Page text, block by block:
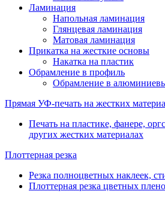
Ламинация
Напольная ламинация
Глянцевая ламинация
Матовая ламинация
Прикатка на жесткие основы
Накатка на пластик
Обрамление в профиль
Обрамление в
Прямая УФ-печать на жестких
Печать на пластике, фанере,
других жестких материалах
Плоттерная резка
Резка полноцветных наклеек,
Плоттерная резка цветных